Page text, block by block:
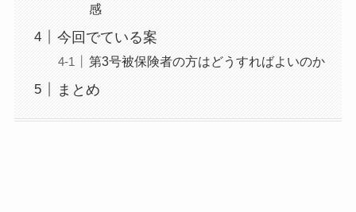
感
今回でている案
第3号被保険者の方はどうすればよいのか
まとめ